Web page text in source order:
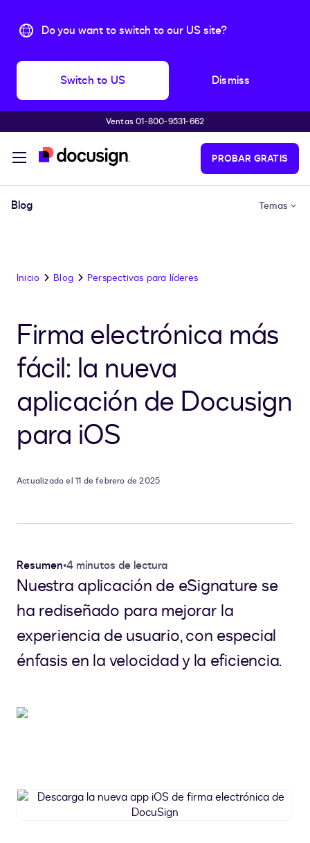
Do you want to switch to our US site?
Switch to US Dismiss
Accede al contenido principalVentas 01-800-9531-662
PROBAR GRATIS
Blog Temas
Inicio Blog Perspectivas para líderes
Firma electrónica más
fácil: la nueva
aplicación de Docusign
para iOS
Actualizado el 11 de febrero de 2025
Resumen•4 minutos de lectura
Nuestra aplicación de eSignature se
ha rediseñado para mejorar la
experiencia de usuario, con especial
énfasis en la velocidad y la eficiencia.
Descarga
la